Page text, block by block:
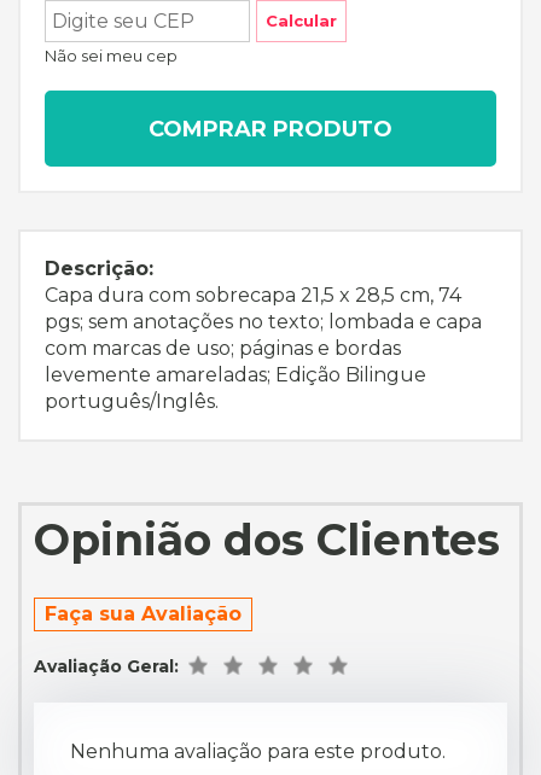
Calcular
Não sei meu cep
COMPRAR PRODUTO
Descrição:
Capa dura com sobrecapa 21,5 x 28,5 cm, 74
pgs; sem anotações no texto; lombada e capa
com marcas de uso; páginas e bordas
levemente amareladas; Edição Bilingue
português/Inglês.
Opinião dos Clientes
Faça sua Avaliação
Avaliação Geral:
Nenhuma avaliação para este produto.